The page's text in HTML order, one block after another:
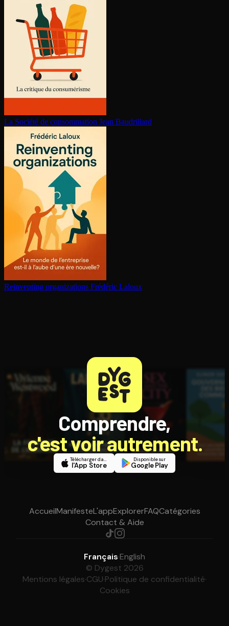
La Société de consom­ma­tion Jean Baudrillard
Reinventing or­ga­ni­za­tions Frédéric Laloux
Comprendre,
c'est voir autrement.
Télécharger dans
l'App Store
Disponible sur
Google Play
AccueilManifesteL'appExplorerFAQCatégories
Contact & Aide
Français·English
© Dygest 2026
Mentions légales·CGU·Politique de confidentialité·
Cookies